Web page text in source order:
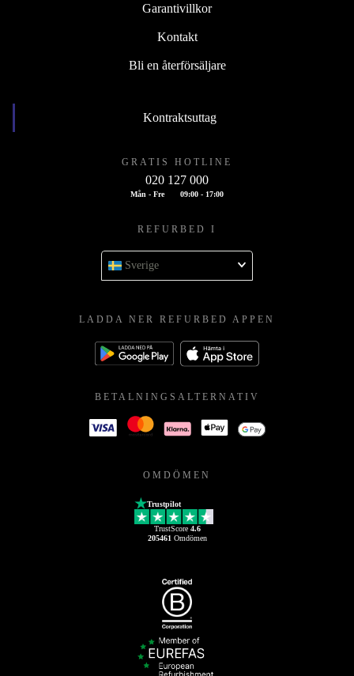
Garantivillkor
Kontakt
Bli en återförsäljare
Kontraktsuttag
GRATIS HOTLINE
020 127 000
Mån - Fre 09:00 - 17:00
REFURBED I
Sverige
LADDA NER REFURBED APPEN
BETALNINGSALTERNATIV
OMDÖMEN
Trustpilot
TrustScore 4.6
205461 Omdömen